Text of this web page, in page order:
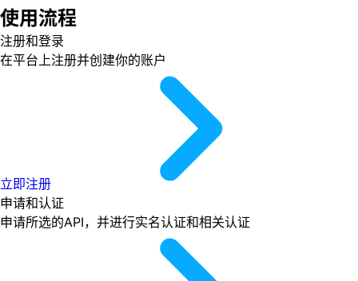
使用流程
注册和登录
在平台上注册并创建你的账户
立即注册
申请和认证
申请所选的API，并进行实名认证和相关认证